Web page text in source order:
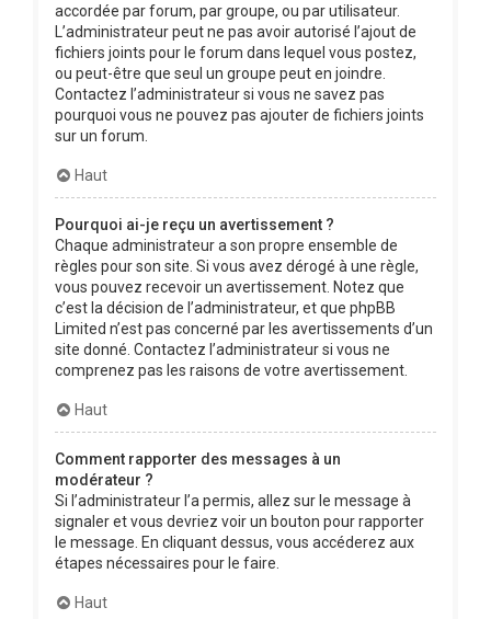
accordée par forum, par groupe, ou par utilisateur.
L’administrateur peut ne pas avoir autorisé l’ajout de
fichiers joints pour le forum dans lequel vous postez,
ou peut-être que seul un groupe peut en joindre.
Contactez l’administrateur si vous ne savez pas
pourquoi vous ne pouvez pas ajouter de fichiers joints
sur un forum.
Haut
Pourquoi ai-je reçu un avertissement ?
Chaque administrateur a son propre ensemble de
règles pour son site. Si vous avez dérogé à une règle,
vous pouvez recevoir un avertissement. Notez que
c’est la décision de l’administrateur, et que phpBB
Limited n’est pas concerné par les avertissements d’un
site donné. Contactez l’administrateur si vous ne
comprenez pas les raisons de votre avertissement.
Haut
Comment rapporter des messages à un
modérateur ?
Si l’administrateur l’a permis, allez sur le message à
signaler et vous devriez voir un bouton pour rapporter
le message. En cliquant dessus, vous accéderez aux
étapes nécessaires pour le faire.
Haut